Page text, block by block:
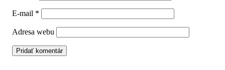
E-mail *
Adresa webu